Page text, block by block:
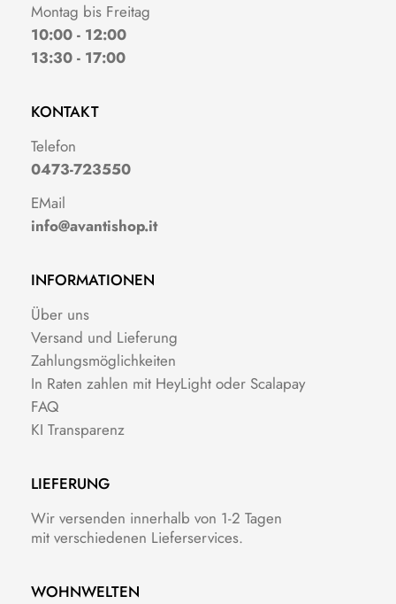
Montag bis Freitag
10:00 - 12:00
13:30 - 17:00
KONTAKT
Telefon
0473-723550
EMail
info@avantishop.it
INFORMATIONEN
Über uns
Versand und Lieferung
Zahlungsmöglichkeiten
In Raten zahlen mit HeyLight oder Scalapay
FAQ
KI Transparenz
LIEFERUNG
Wir versenden innerhalb von 1-2 Tagen
mit verschiedenen Lieferservices.
WOHNWELTEN